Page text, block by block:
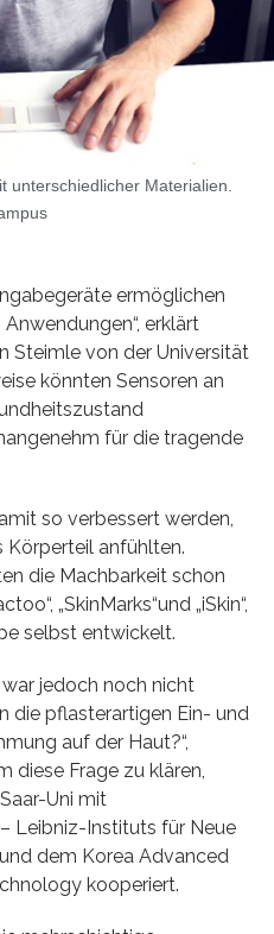
unterschiedlicher Materialien.
ermöglichen
erklärt
Steimle von der Universität
könnten Sensoren an
für die tragende
so verbessert werden,
Körperteil anfühlten.
die Machbarkeit schon
„SkinMarks“und „iSkin“,
selbst entwickelt.
jedoch noch nicht
die pflasterartigen Ein- und
auf der Haut?“,
diese Frage zu klären,
Uni mit
Leibniz-Instituts für Neue
dem Korea Advanced
kooperiert.